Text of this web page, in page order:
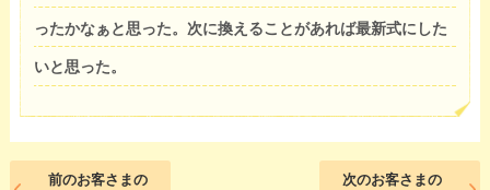
ったかなぁと思った。次に換えることがあれば最新式にした
いと思った。
前のお客さまの
次のお客さまの